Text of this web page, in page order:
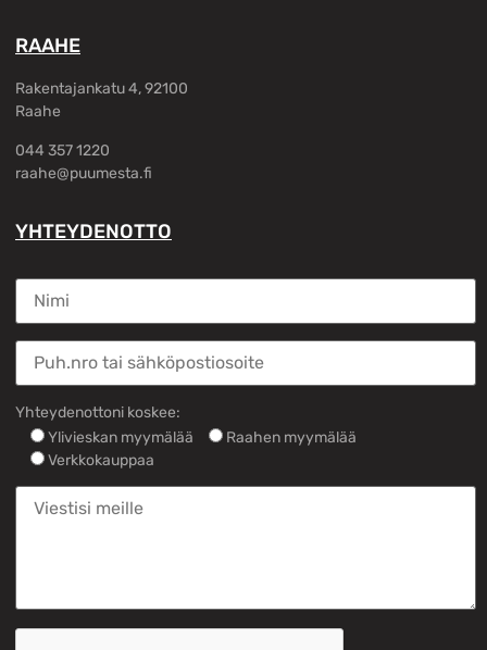
RAAHE
Rakentajankatu 4, 92100
Raahe
044 357 1220
raahe@puumesta.fi
YHTEYDENOTTO
Yhteydenottoni koskee:
Ylivieskan myymälää
Raahen myymälää
Verkkokauppaa